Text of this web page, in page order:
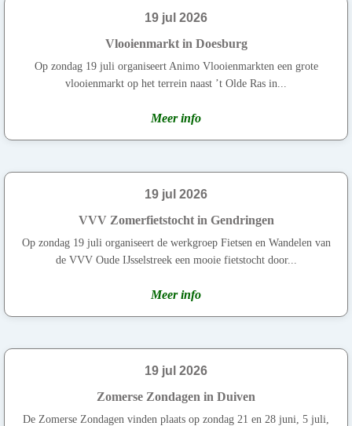
19 jul 2026
Vlooienmarkt in Doesburg
Op zondag 19 juli organiseert Animo Vlooienmarkten een grote
vlooienmarkt op het terrein naast ’t Olde Ras in...
Meer info
19 jul 2026
VVV Zomerfietstocht in Gendringen
Op zondag 19 juli organiseert de werkgroep Fietsen en Wandelen van
de VVV Oude IJsselstreek een mooie fietstocht door...
Meer info
19 jul 2026
Zomerse Zondagen in Duiven
De Zomerse Zondagen vinden plaats op zondag 21 en 28 juni, 5 juli,